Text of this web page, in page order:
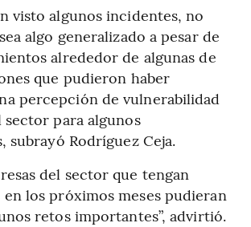
visto algunos incidentes, no
algo generalizado a pesar de
alrededor de algunas de
que pudieron haber
percepción de vulnerabilidad
para algunos
subrayó Rodríguez Ceja.
del sector que tengan
los próximos meses pudieran
retos importantes”, advirtió.